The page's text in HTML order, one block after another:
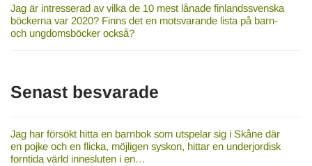
Jag är intresserad av vilka de 10 mest lånade finlandssvenska
böckerna var 2020? Finns det en motsvarande lista på barn-
och ungdomsböcker också?
Senast besvarade
Jag har försökt hitta en barnbok som utspelar sig i Skåne där
en pojke och en flicka, möjligen syskon, hittar en underjordisk
forntida värld innesluten i en…